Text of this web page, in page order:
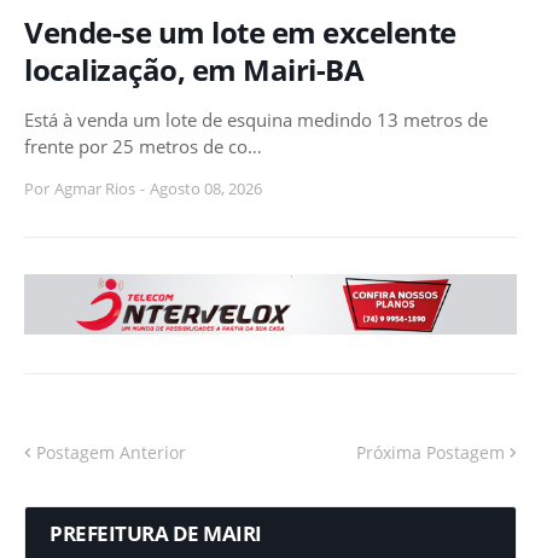
Vende-se um lote em excelente
localização, em Mairi-BA
Está à venda um lote de esquina medindo 13 metros de
frente por 25 metros de co…
Por Agmar Rios - Agosto 08, 2026
Postagem Anterior Próxima Postagem
PREFEITURA DE MAIRI